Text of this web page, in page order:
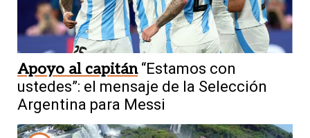
Apoyo al capitán “Estamos con
ustedes”: el mensaje de la Selección
Argentina para Messi